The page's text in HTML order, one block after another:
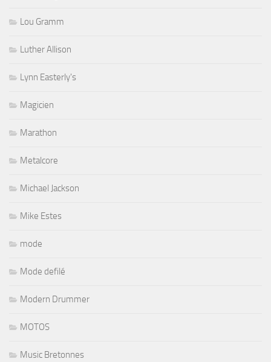
Lou Gramm
Luther Allison
Lynn Easterly's
Magicien
Marathon
Metalcore
Michael Jackson
Mike Estes
mode
Mode defilé
Modern Drummer
MOTOS
Music Bretonnes